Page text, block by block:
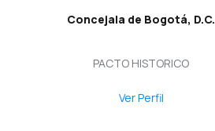
Concejala de Bogotá, D.C.
PACTO HISTORICO
Ver Perfil